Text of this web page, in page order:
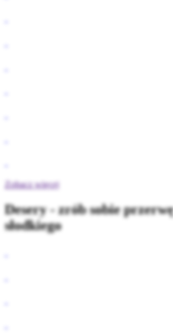
Zobacz więcej
Desery - zrób sobie
słodkiego